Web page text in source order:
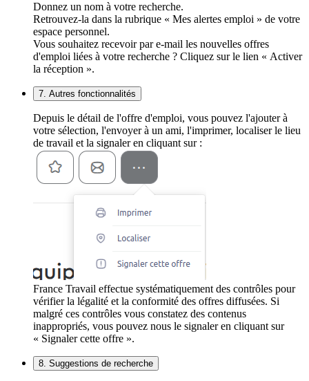
Donnez un nom à votre recherche.
Retrouvez-la dans la rubrique « Mes alertes emploi » de votre
espace personnel.
Vous souhaitez recevoir par e-mail les nouvelles offres
d'emploi liées à votre recherche ? Cliquez sur le lien « Activer
la réception ».
7. Autres fonctionnalités
Depuis le détail de l'offre d'emploi, vous pouvez l'ajouter à
votre sélection, l'envoyer à un ami, l'imprimer, localiser le lieu
de travail et la signaler en cliquant sur :
France Travail effectue systématiquement des contrôles pour
vérifier la légalité et la conformité des offres diffusées. Si
malgré ces contrôles vous constatez des contenus
inappropriés, vous pouvez nous le signaler en cliquant sur
« Signaler cette offre ».
8. Suggestions de recherche